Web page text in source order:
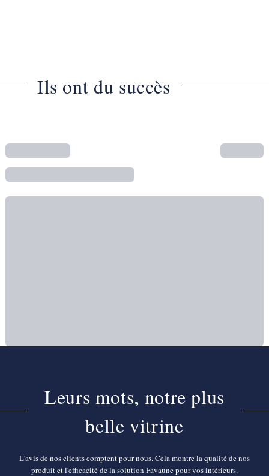
Ils ont du succès
Leurs mots, notre plus
belle vitrine
L'avis de nos clients comptent pour nous. Cela montre la qualité de nos
produit et l'efficacité de la solution Favaune pour vos intérieurs.